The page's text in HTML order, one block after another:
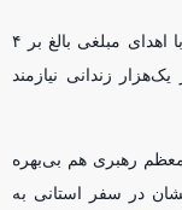
در دهه اخیر حضرت آیت‌الله خامنه‌ای در مجموع با اهدای مبلغی بالغ بر ۴
از یک‌هزار زندانی نیازمند
معظم رهبری هم بی‌بهره
در سفر استانی به